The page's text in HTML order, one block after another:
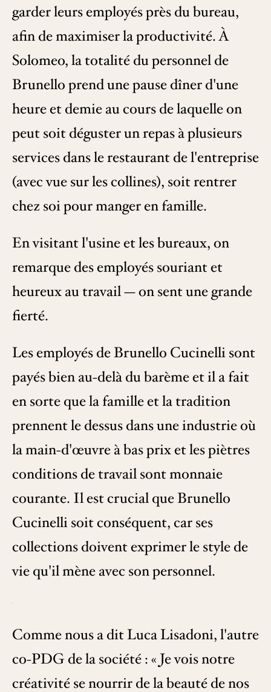
garder leurs employés près du bureau,
afin de maximiser la productivité. À
Solomeo, la totalité du personnel de
Brunello prend une pause dîner d'une
heure et demie au cours de laquelle on
peut soit déguster un repas à plusieurs
services dans le restaurant de l'entreprise
(avec vue sur les collines), soit rentrer
chez soi pour manger en famille.
En visitant l'usine et les bureaux, on
remarque des employés souriant et
heureux au travail — on sent une grande
fierté.
Les employés de Brunello Cucinelli sont
payés bien au-delà du barème et il a fait
en sorte que la famille et la tradition
prennent le dessus dans une industrie où
la main-d'œuvre à bas prix et les piètres
conditions de travail sont monnaie
courante. Il est crucial que Brunello
Cucinelli soit conséquent, car ses
collections doivent exprimer le style de
vie qu'il mène avec son personnel.
Comme nous a dit Luca Lisadoni, l'autre
co-PDG de la société : « Je vois notre
créativité se nourrir de la beauté de nos